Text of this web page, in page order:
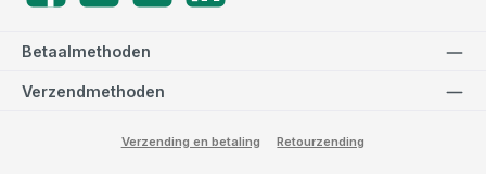
Betaalmethoden
Verzendmethoden
Verzending en betaling Retourzending